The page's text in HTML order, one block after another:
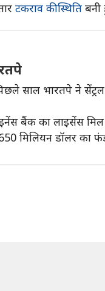
टकराव की स्थिति बनी
साल भारतपे ने सेंट्रल
बैंक का लाइसेंस
मिलियन डॉलर का